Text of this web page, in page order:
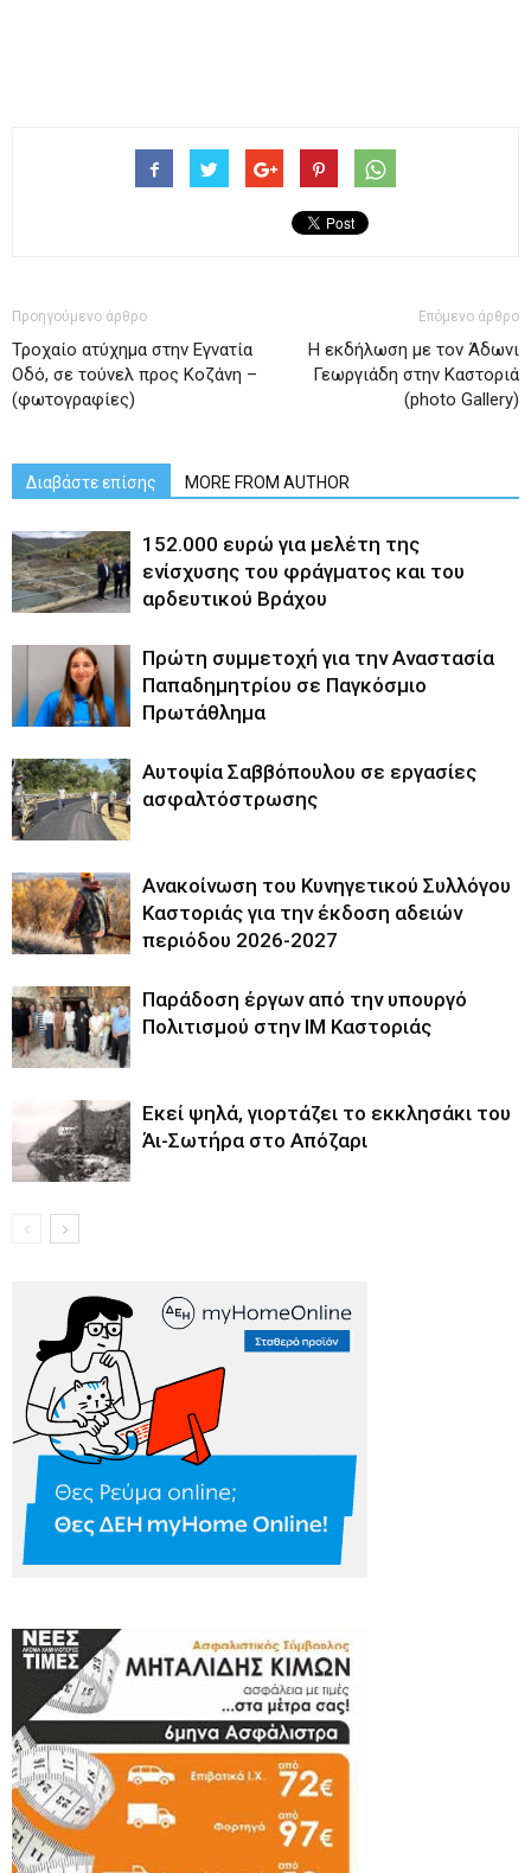
Προηγούμενο άρθρο
Τροχαίο ατύχημα στην Εγνατία
Οδό, σε τούνελ προς Κοζάνη –
(φωτογραφίες)
Επόμενο άρθρο
Η εκδήλωση με τον Άδωνι
Γεωργιάδη στην Καστοριά
(photo Gallery)
Διαβάστε επίσης MORE FROM AUTHOR
152.000 ευρώ για μελέτη της
ενίσχυσης του φράγματος και του
αρδευτικού Βράχου
Πρώτη συμμετοχή για την Αναστασία
Παπαδημητρίου σε Παγκόσμιο
Πρωτάθλημα
Αυτοψία Σαββόπουλου σε εργασίες
ασφαλτόστρωσης
Ανακοίνωση του Κυνηγετικού Συλλόγου
Καστοριάς για την έκδοση αδειών
περιόδου 2026-2027
Παράδοση έργων από την υπουργό
Πολιτισμού στην ΙΜ Καστοριάς
Εκεί ψηλά, γιορτάζει το εκκλησάκι του
Άι-Σωτήρα στο Απόζαρι